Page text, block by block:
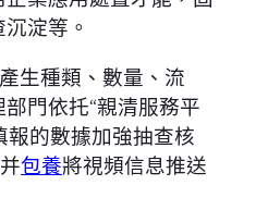
淀等。
生種類、數量、流
門依托“親清服務平
報的數據加強抽查核
包養將視頻信息推送